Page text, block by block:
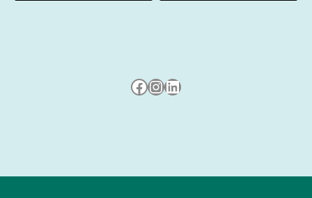
Besuche uns auf Facebook
Besuche uns auf Instagram
LinkedIn